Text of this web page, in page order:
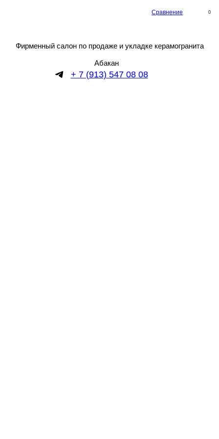
Фирменный салон по продаже и укладке керамогранита
Абакан
+ 7 (913) 547 08 08
Сравнение 0